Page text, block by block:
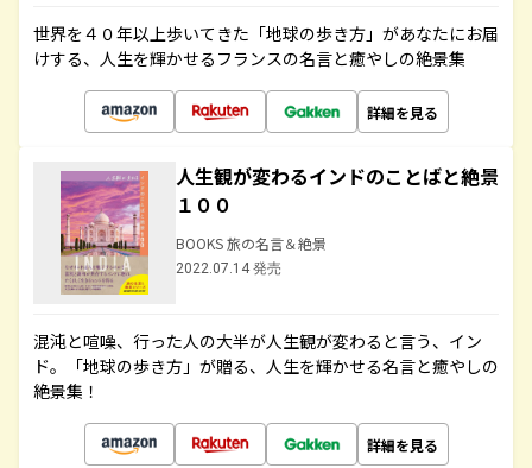
世界を４０年以上歩いてきた「地球の歩き方」があなたにお届
けする、人生を輝かせるフランスの名言と癒やしの絶景集
詳細を見る
人生観が変わるインドのことばと絶景
１００
BOOKS 旅の名言＆絶景
2022.07.14 発売
混沌と喧噪、行った人の大半が人生観が変わると言う、イン
ド。「地球の歩き方」が贈る、人生を輝かせる名言と癒やしの
絶景集！
詳細を見る